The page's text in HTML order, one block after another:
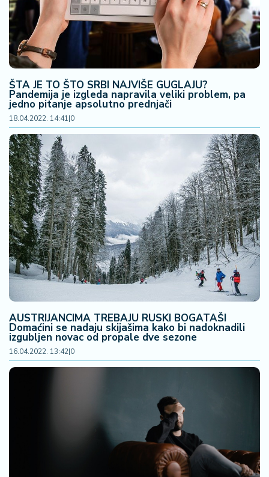
ŠTA JE TO ŠTO SRBI NAJVIŠE GUGLAJU?
Pandemija je izgleda napravila veliki problem, pa
jedno pitanje apsolutno prednjači
18.04.2022. 14:41|0
AUSTRIJANCIMA TREBAJU RUSKI BOGATAŠI
Domaćini se nadaju skijašima kako bi nadoknadili
izgubljen novac od propale dve sezone
16.04.2022. 13:42|0